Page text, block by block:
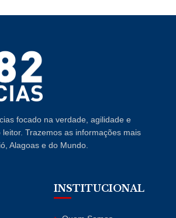
focado na verdade, agilidade e
Trazemos as informações mais
Alagoas e do Mundo.
INSTITUCIONAL